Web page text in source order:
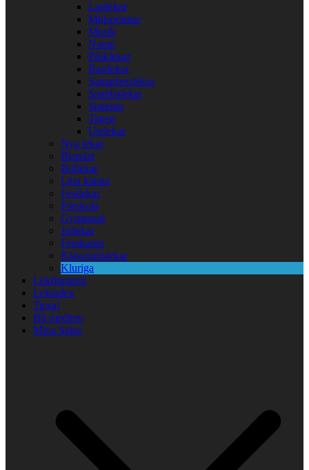
Laglekar
Midsommar
Musik
Namn
Påsklekar
Rastlekar
Samarbetslekar
Snabbalekar
Stafetter
Tagen
Utelekar
Nya lekar
Blandat
Bollekar
Lära känna
Festlekar
Förskola
Gympasal
Jullekar
Femkamp
Klassrumslekar
Kluriga
Lekfinnaren
Lekindex
Tipsa!
Bli medlem
Mina Sidor